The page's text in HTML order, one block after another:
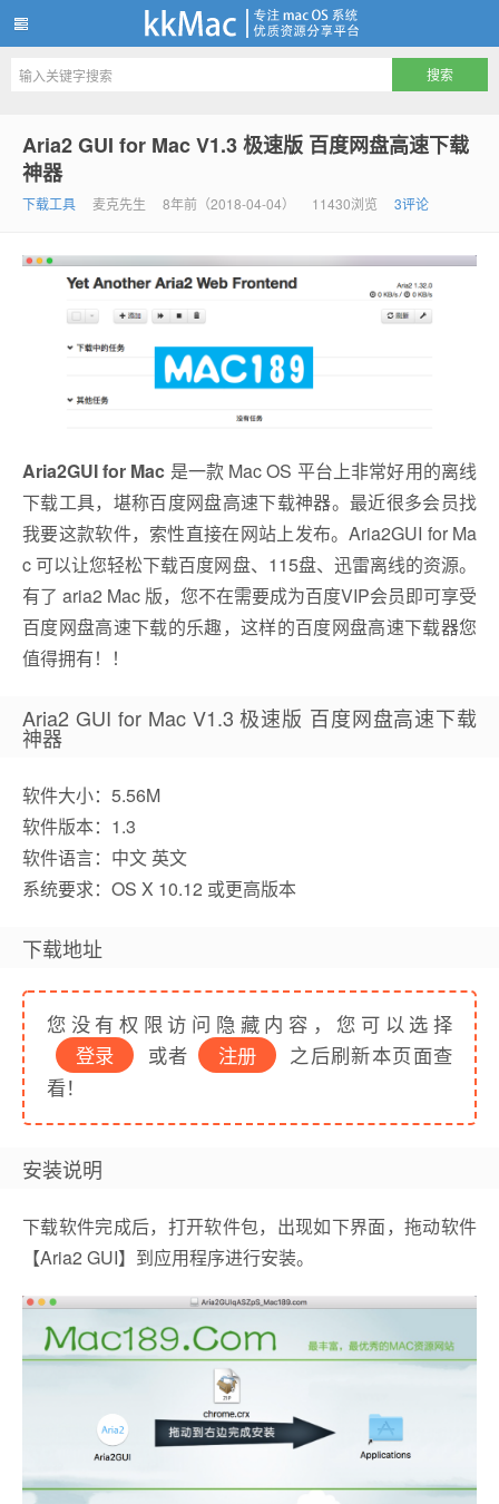
Aria2 GUI for Mac V1.3 极速版 百度网盘高速下载
神器
下载工具 麦克先生 8年前（2018-04-04） 11430浏览 3评论
Aria2GUI for Mac 是一款 Mac OS 平台上非常好用的离线
下载工具，堪称百度网盘高速下载神器。最近很多会员找
我要这款软件，索性直接在网站上发布。Aria2GUI for Ma
c 可以让您轻松下载百度网盘、115盘、迅雷离线的资源。
有了 aria2 Mac 版，您不在需要成为百度VIP会员即可享受
百度网盘高速下载的乐趣，这样的百度网盘高速下载器您
值得拥有！！
Aria2 GUI for Mac V1.3 极速版 百度网盘高速下载
神器
软件大小：5.56M
软件版本：1.3
软件语言：中文 英文
系统要求：OS X 10.12 或更高版本
下载地址
您没有权限访问隐藏内容，您可以选择
登录
或者 注册
之后刷新本页面查
看！
安装说明
下载软件完成后，打开软件包，出现如下界面，拖动软件
【Aria2 GUI】到应用程序进行安装。